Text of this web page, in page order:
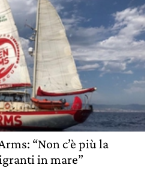
“Non c’è più la
in mare”